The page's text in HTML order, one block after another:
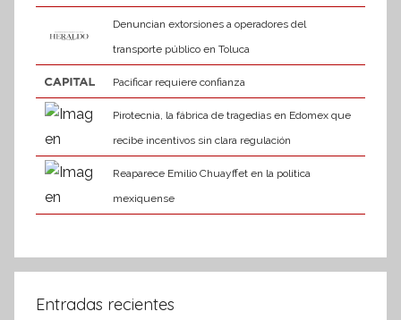
Denuncian extorsiones a operadores del
transporte público en Toluca
Pacificar requiere confianza
Pirotecnia, la fábrica de tragedias en Edomex que
recibe incentivos sin clara regulación
Reaparece Emilio Chuayffet en la política
mexiquense
Entradas recientes